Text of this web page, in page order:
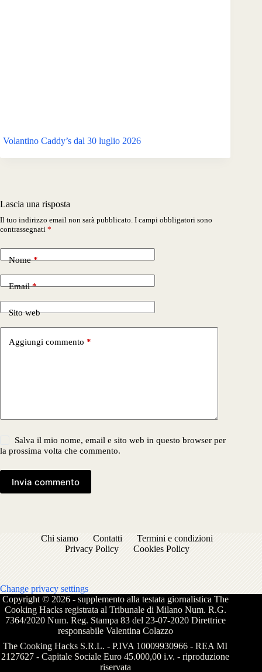
Volantino Caddy’s dal 30 luglio 2026
Lascia una risposta
Il tuo indirizzo email non sarà pubblicato. I campi obbligatori sono
contrassegnati *
Nome*
Email*
Sito web
Aggiungi commento *
Salva il mio nome, email e sito web in questo browser per
la prossima volta che commento.
Invia commento
Chi siamo Contatti
Termini e condizioni
Privacy Policy
Cookies Policy
Change privacy settings
Copyright © 2026 - supplemento alla testata giornalistica The
Cooking Hacks registrata al Tribunale di Milano Num. R.G.
7364/2020 Num. Reg. Stampa 83 del 23-07-2020 Direttrice
responsabile Valentina Colazzo
The Cooking Hacks S.R.L. - P.IVA 10009930966 - REA MI
2127627 - Capitale Sociale Euro 45.000,00 i.v. - riproduzione
riservata